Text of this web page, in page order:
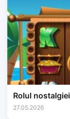
Rolul
27.05.2026